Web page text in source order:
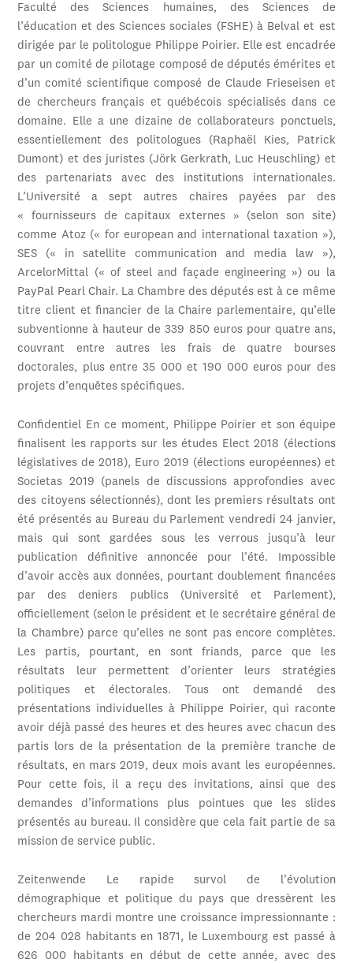
Faculté des Sciences humaines, des Sciences de
l’éducation et des Sciences sociales (FSHE) à Belval et est
dirigée par le politologue Philippe Poirier. Elle est encadrée
par un comité de pilotage composé de députés émérites et
d’un comité scientifique composé de Claude Frieseisen et
de chercheurs français et québécois spécialisés dans ce
domaine. Elle a une dizaine de collaborateurs ponctuels,
essentiellement des politologues (Raphaël Kies, Patrick
Dumont) et des juristes (Jörk Gerkrath, Luc Heuschling) et
des partenariats avec des institutions internationales.
L’Université a sept autres chaires payées par des
« fournisseurs de capitaux externes » (selon son site)
comme Atoz (« for european and international taxation »),
SES (« in satellite communication and media law »),
ArcelorMittal (« of steel and façade engineering ») ou la
PayPal Pearl Chair. La Chambre des députés est à ce même
titre client et financier de la Chaire parlementaire, qu’elle
subventionne à hauteur de 339 850 euros pour quatre ans,
couvrant entre autres les frais de quatre bourses
doctorales, plus entre 35 000 et 190 000 euros pour des
projets d’enquêtes spécifiques.
Confidentiel En ce moment, Philippe Poirier et son équipe
finalisent les rapports sur les études Elect 2018 (élections
législatives de 2018), Euro 2019 (élections européennes) et
Societas 2019 (panels de discussions approfondies avec
des citoyens sélectionnés), dont les premiers résultats ont
été présentés au Bureau du Parlement vendredi 24 janvier,
mais qui sont gardées sous les verrous jusqu’à leur
publication définitive annoncée pour l’été. Impossible
d’avoir accès aux données, pourtant doublement financées
par des deniers publics (Université et Parlement),
officiellement (selon le président et le secrétaire général de
la Chambre) parce qu’elles ne sont pas encore complètes.
Les partis, pourtant, en sont friands, parce que les
résultats leur permettent d’orienter leurs stratégies
politiques et électorales. Tous ont demandé des
présentations individuelles à Philippe Poirier, qui raconte
avoir déjà passé des heures et des heures avec chacun des
partis lors de la présentation de la première tranche de
résultats, en mars 2019, deux mois avant les européennes.
Pour cette fois, il a reçu des invitations, ainsi que des
demandes d’informations plus pointues que les slides
présentés au bureau. Il considère que cela fait partie de sa
mission de service public.
Zeitenwende Le rapide survol de l’évolution
démographique et politique du pays que dressèrent les
chercheurs mardi montre une croissance impressionnante :
de 204 028 habitants en 1871, le Luxembourg est passé à
626 000 habitants en début de cette année, avec des